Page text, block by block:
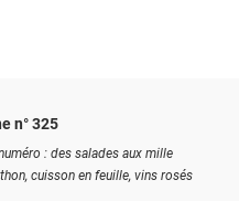
n° 325
: des salades aux mille
cuisson en feuille, vins rosés